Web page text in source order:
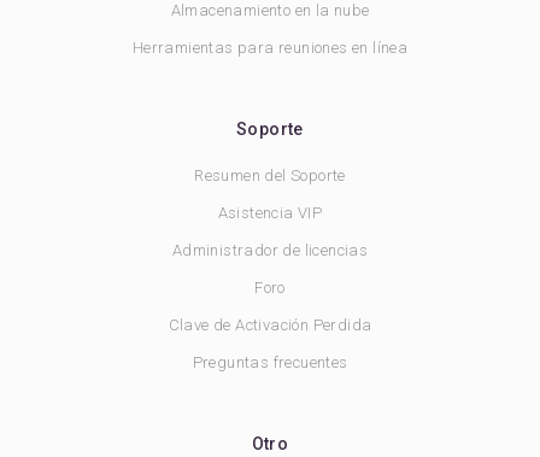
Almacenamiento en la nube
Herramientas para reuniones en línea
Soporte
Resumen del Soporte
Asistencia VIP
Administrador de licencias
Foro
Clave de Activación Perdida
Preguntas frecuentes
Otro